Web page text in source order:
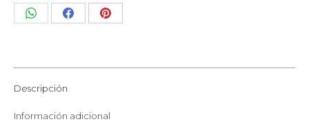
Share Share Share
Descripción
Información adicional